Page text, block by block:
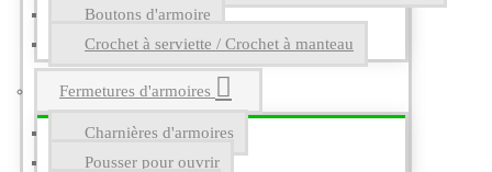
Boutons d'armoire
Crochet à serviette / Crochet à manteau
Fermetures d'armoires
Charnières d'armoires
Pousser pour ouvrir